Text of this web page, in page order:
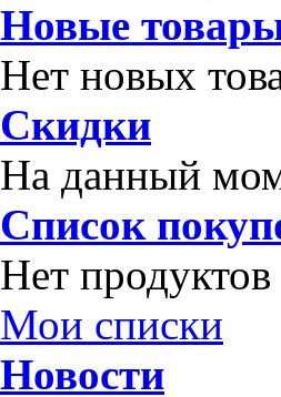
Новые
Нет новых
Скидки
На данный
Список
Нет продуктов
Мои списки
Новости